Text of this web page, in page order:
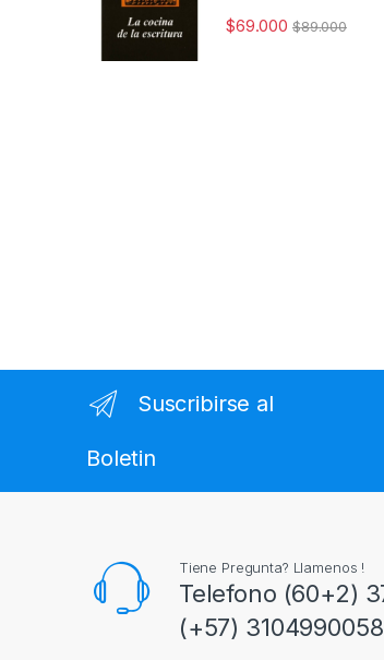
$69.000 $89.000
Suscribirse al
Boletin
Tiene Pregunta? Llamenos !
Telefono (60+2)
(+57) 3104990058